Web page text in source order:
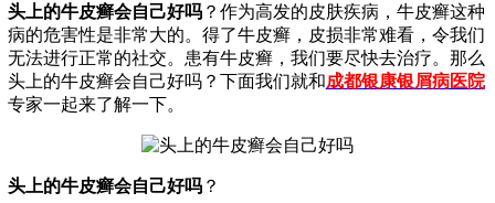
头上的牛皮癣会自己好吗？作为高发的皮肤疾病，牛皮癣这种
病的危害性是非常大的。得了牛皮癣，皮损非常难看，令我们
无法进行正常的社交。患有牛皮癣，我们要尽快去治疗。那么
头上的牛皮癣会自己好吗？下面我们就和成都银康银屑病医院
专家一起来了解一下。
头上的牛皮癣会自己好吗？